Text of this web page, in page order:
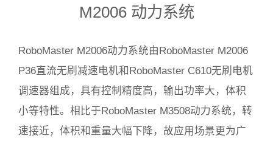
M2006 动力系统
RoboMaster M2006动力系统由RoboMaster M2006
P36直流无刷减速电机和RoboMaster C610无刷电机
调速器组成，具有控制精度高，输出功率大，体积
小等特性。相比于RoboMaster M3508动力系统，转
速接近，体积和重量大幅下降，故应用场景更为广